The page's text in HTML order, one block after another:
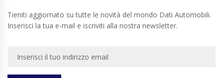
Tieniti aggiornato su tutte le novità del mondo Dati Automobili.
Inserisci la tua e-mail e iscriviti alla nostra newsletter.